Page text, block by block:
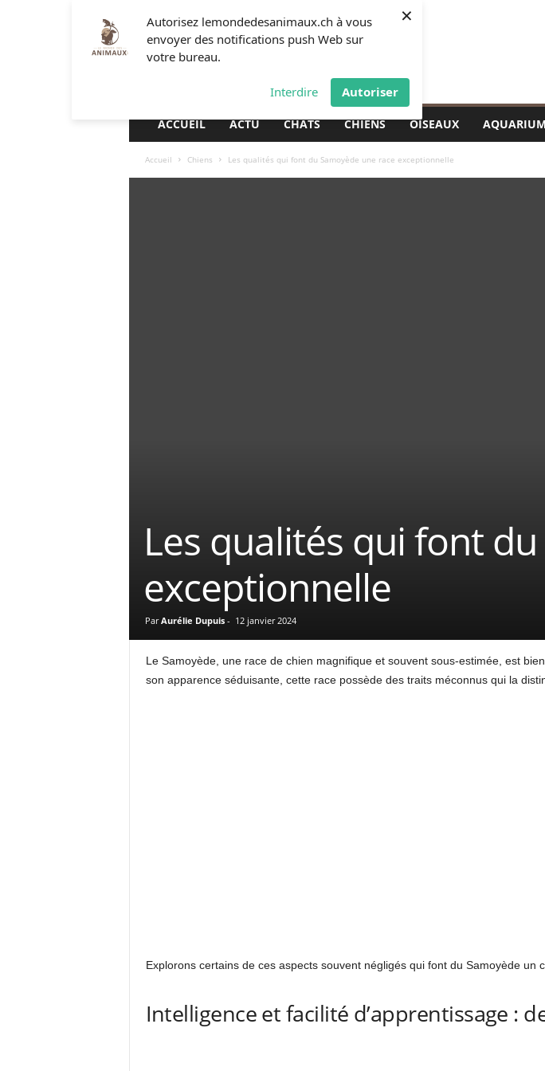
Autorisez lemondedesanimaux.ch à vous
envoyer des notifications push Web sur
votre bureau.
Interdire Autoriser
×
a
ACCUEIL ACTU CHATS CHIENS OISEAUX AQUARIUM
Accueil Chiens Les qualités qui font du Samoyède une race exceptionnelle
Les qualités qui font
exceptionnelle
Par Aurélie Dupuis - 12 janvier 2024
Le Samoyède, une race de chien magnifique et souvent sous-estimée, est
son apparence séduisante, cette race possède des traits méconnus qui la
Explorons certains de ces aspects souvent négligés qui font du Samoyède un
Intelligence et facilité d’apprentissage :